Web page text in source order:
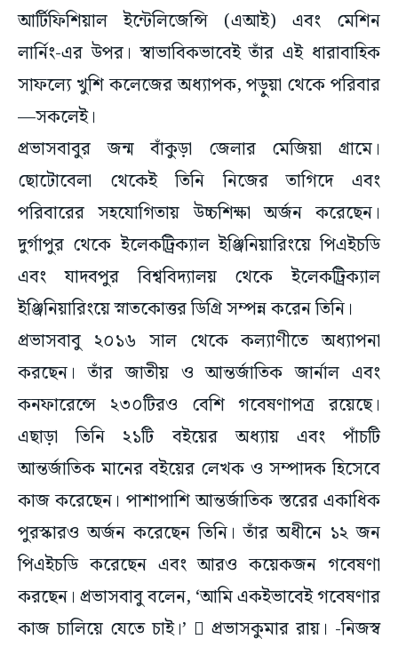
আর্টিফিশিয়াল ইন্টেলিজেন্সি (এআই) এবং মেশিন
লার্নিং-এর উপর। স্বাভাবিকভাবেই তাঁর এই ধারাবাহিক
সাফল্যে খুশি কলেজের অধ্যাপক, পড়ুয়া থেকে পরিবার
—সকলেই।
প্রভাসবাবুর জন্ম বাঁকুড়া জেলার মেজিয়া গ্রামে।
ছোটোবেলা থেকেই তিনি নিজের তাগিদে এবং
পরিবারের সহযোগিতায় উচ্চশিক্ষা অর্জন করেছেন।
দুর্গাপুর থেকে ইলেকট্রিক্যাল ইঞ্জিনিয়ারিংয়ে পিএইচডি
এবং যাদবপুর বিশ্ববিদ্যালয় থেকে ইলেকট্রিক্যাল
ইঞ্জিনিয়ারিংয়ে স্নাতকোত্তর ডিগ্রি সম্পন্ন করেন তিনি।
প্রভাসবাবু ২০১৬ সাল থেকে কল্যাণীতে অধ্যাপনা
করছেন। তাঁর জাতীয় ও আন্তর্জাতিক জার্নাল এবং
কনফারেন্সে ২৩০টিরও বেশি গবেষণাপত্র রয়েছে।
এছাড়া তিনি ২১টি বইয়ের অধ্যায় এবং পাঁচটি
আন্তর্জাতিক মানের বইয়ের লেখক ও সম্পাদক হিসেবে
কাজ করেছেন। পাশাপাশি আন্তর্জাতিক স্তরের একাধিক
পুরস্কারও অর্জন করেছেন তিনি। তাঁর অধীনে ১২ জন
পিএইচডি করেছেন এবং আরও কয়েকজন গবেষণা
করছেন। প্রভাসবাবু বলেন, ‘আমি একইভাবেই গবেষণার
কাজ চালিয়ে যেতে চাই।’  প্রভাসকুমার রায়। -নিজস্ব